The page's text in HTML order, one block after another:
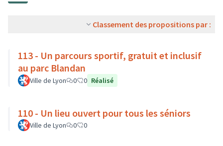
Classement des propositions par :
113 - Un parcours sportif, gratuit et inclusif
au parc Blandan
Ville de Lyon 0 0 Réalisé
110 - Un lieu ouvert pour tous les séniors
Ville de Lyon 0 0